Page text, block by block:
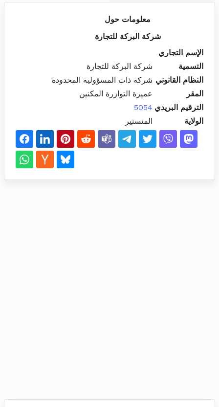
معلومات حول
شركة البركة للتجارة
الإسم التجاري
التسمية
شركة البركة للتجارة
النظام القانوني شركة ذات المسؤولية المحدودة
المقر
عميرة التوازرة المكنين
الترقيم البريدي 5054
الولاية
المنستير